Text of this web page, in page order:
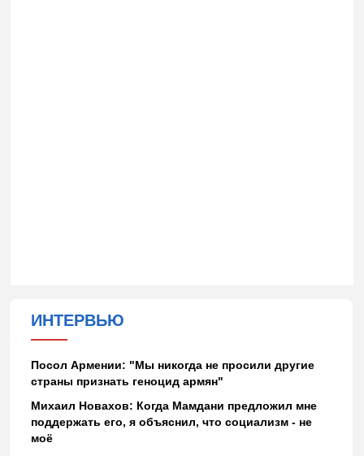
ИНТЕРВЬЮ
Посол Армении: "Мы никогда не просили другие
страны признать геноцид армян"
Михаил Новахов: Когда Мамдани предложил мне
поддержать его, я объяснил, что социализм - не
моё